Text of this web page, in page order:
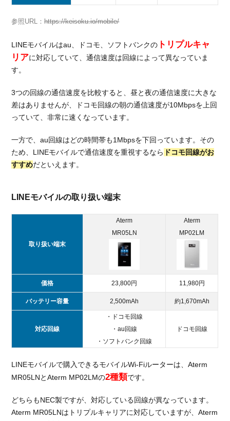
参照URL：https://keisoku.io/mobile/
LINEモバイルはau、ドコモ、ソフトバンクの トリプルキャ
リアに対応していて、通信速度は回線によって異なっていま
す。
3つの回線の通信速度を比較すると、昼と夜の通信速度に大きな
差はありませんが、ドコモ回線の朝の通信速度が10Mbpsを上回
っていて、非常に速くなっています。
一方で、au回線はどの時間帯も1Mbpsを下回っています。その
ため、LINEモバイルで通信速度を重視するなら ドコモ回線がお
すすめだといえます。
LINEモバイルの取り扱い端末
取り扱い端末
Aterm
MR05LN
Aterm
MP02LM
価格 23,800円 11,980円
バッテリー容量 2,500mAh 約1,670mAh
対応回線
・ドコモ回線
・au回線
・ソフトバンク回線
ドコモ回線
LINEモバイルで購入できるモバイルWi-Fiルーターは、Aterm
MR05LNとAterm MP02LMの2種類です。
どちらもNEC製ですが、対応している回線が異なっています。
Aterm MR05LNはトリプルキャリアに対応していますが、Aterm